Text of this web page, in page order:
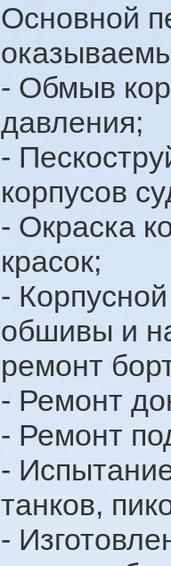
Основной
- Обмыв
давления;
-
корпусов
- Окраска
красок;
-
обшивы и
ремонт
- Ремонт
- Ремонт
-
танков,
-